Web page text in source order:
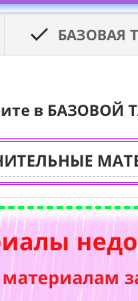
БАЗОВАЯ
в БАЗОВОЙ